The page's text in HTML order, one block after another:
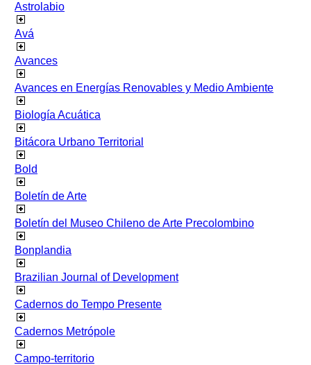
Astrolabio
Avá
Avances
Avances en Energías Renovables y Medio Ambiente
Biología Acuática
Bitácora Urbano Territorial
Bold
Boletín de Arte
Boletín del Museo Chileno de Arte Precolombino
Bonplandia
Brazilian Journal of Development
Cadernos do Tempo Presente
Cadernos Metrópole
Campo-territorio